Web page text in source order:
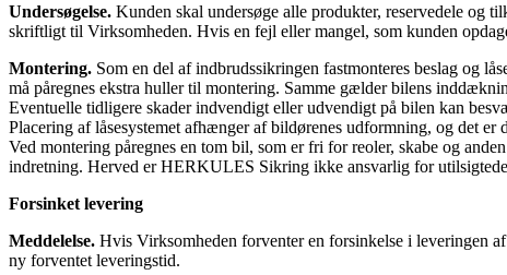
Undersøgelse. Kunden skal undersøge alle produkter, reservedele og
skriftligt til Virksomheden. Hvis en fejl eller mangel, som kunden
Montering. Som en del af indbrudssikringen fastmonteres beslag og
må påregnes ekstra huller til montering. Samme gælder bilens
Eventuelle tidligere skader indvendigt eller udvendigt på bilen kan
Placering af låsesystemet afhænger af bildørenes udformning, og det
Ved montering påregnes en tom bil, som er fri for reoler, skabe og
indretning. Herved er HERKULES Sikring ikke ansvarlig for utilsigtede
Forsinket levering
Meddelelse. Hvis Virksomheden forventer en forsinkelse i leveringen
ny forventet leveringstid.